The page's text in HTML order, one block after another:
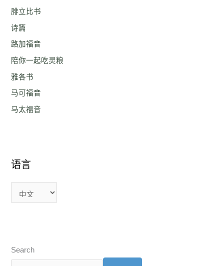
腓立比书
诗篇
路加福音
陪你一起吃灵粮
雅各书
马可福音
马太福音
语言
Search